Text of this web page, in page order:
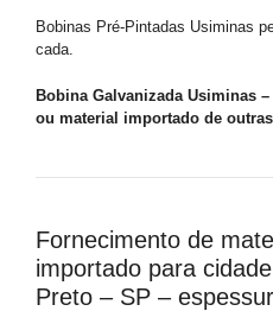
Bobinas Pré-Pintadas Usiminas
cada.
Bobina Galvanizada Usiminas
ou material importado de
Fornecimento de
importado para
Preto – SP –